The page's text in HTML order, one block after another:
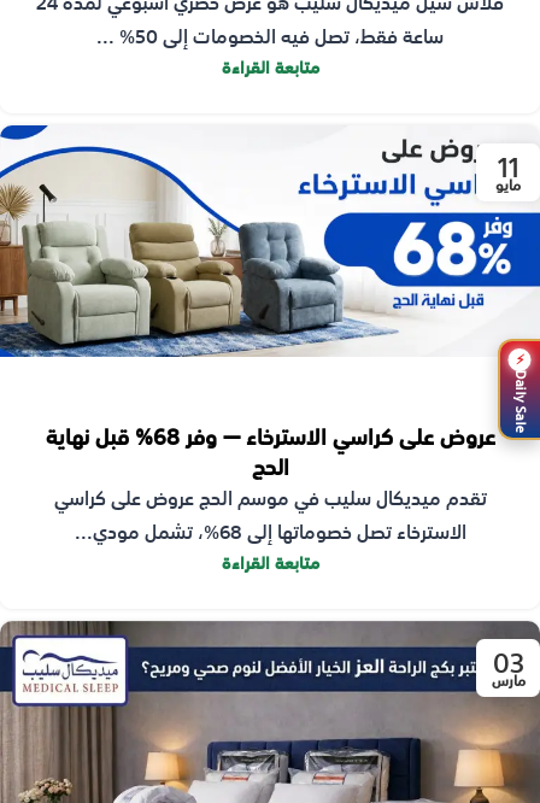
ساعة فقط، تصل فيه الخصومات إلى 50% ...
متابعة القراءة
11
مايو
عروض على كراسي الاسترخاء — وفر 68% قبل نهاية
الحج
تقدم ميديكال سليب في موسم الحج عروض على كراسي
الاسترخاء تصل خصوماتها إلى 68%، تشمل مودي...
متابعة القراءة
03
مارس
⚡
Daily Sale